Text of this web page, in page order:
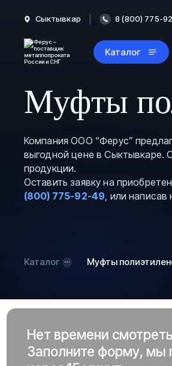
Сыктывкар 8 (800) 775-
Каталог
Муфты
Компания ООО “Ферус”
выгодной цене в Сыктывкаре.
продукции.
Оставить заявку на
(800) 775-92-49, или написав
Каталог Муфты
Нет времени
Заполните форму, мы